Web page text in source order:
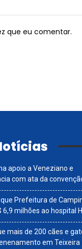
que eu comentar.
apoio a Veneziano e
com ata da
Prefeitura de
6,9 milhões ao hospital
mais de 200 cães e
em Teixeira